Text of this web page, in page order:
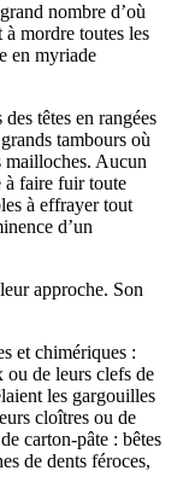
nombre d’où
à mordre toutes les
en myriade
têtes en rangées
tambours où
mailloches. Aucun
à faire fuir toute
à effrayer tout
d’un
approche. Son
et chimériques :
ou de leurs clefs de
les gargouilles
cloîtres ou de
carton-pâte : bêtes
de dents féroces,